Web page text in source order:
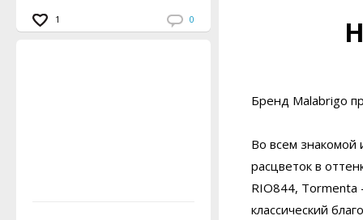
1 0
Бренд Malabrigo
Во всем
расцветок в
RIO844, Tormenta
классический